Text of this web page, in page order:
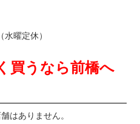
水曜定休）
買うなら前橋へ
はありません。